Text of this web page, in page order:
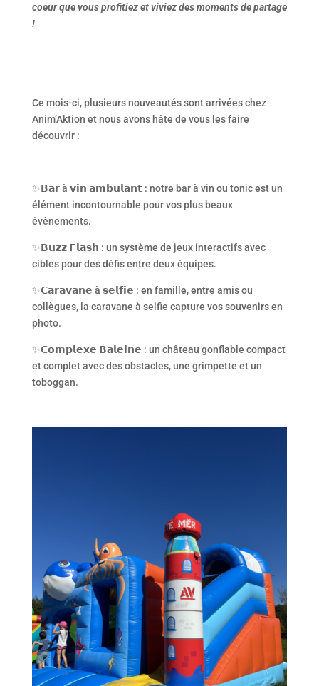
coeur que vous profitiez et viviez des moments de partage
!
Ce mois-ci, plusieurs nouveautés sont arrivées chez
Anim’Aktion et nous avons hâte de vous les faire
découvrir :
✨𝗕𝗮𝗿à 𝘃𝗶𝗻 𝗮𝗺𝗯𝘂𝗹𝗮𝗻𝘁: notre bar à vin ou tonic est un
élément incontournable pour vos plus beaux
évènements.
✨𝗕𝘂𝘇𝘇 𝗙𝗹𝗮𝘀𝗵 : un système de jeux interactifs avec
cibles pour des défis entre deux équipes.
✨𝗖𝗮𝗿𝗮𝘃𝗮𝗻𝗲 à 𝘀𝗲𝗹𝗳𝗶𝗲 : en famille, entre amis ou
collègues, la caravane à selfie capture vos souvenirs en
photo.
✨𝗖𝗼𝗺𝗽𝗹𝗲𝘅𝗲 𝗕𝗮𝗹𝗲𝗶𝗻𝗲 : un château gonflable compact
et complet avec des obstacles, une grimpette et un
toboggan.